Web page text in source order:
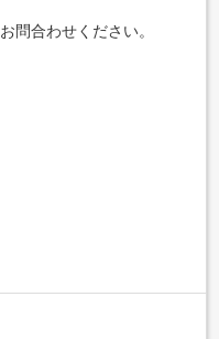
問合わせください。